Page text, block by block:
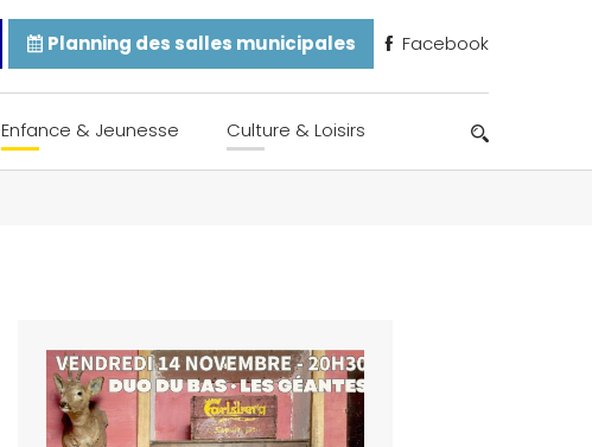
Planning des salles municipales Facebook
Enfance & Jeunesse Culture & Loisirs